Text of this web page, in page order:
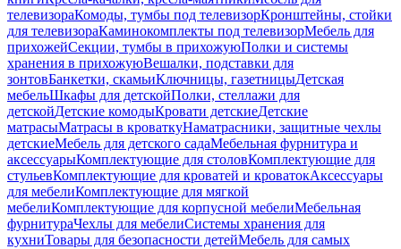
телевизораКомоды, тумбы под телевизорКронштейны, стойки
для телевизораКаминокомплекты под телевизорМебель для
прихожейСекции, тумбы в прихожуюПолки и системы
хранения в прихожуюВешалки, подставки для
зонтовБанкетки, скамьиКлючницы, газетницыДетская
мебельШкафы для детскойПолки, стеллажи для
детскойДетские комодыКровати детскиеДетские
матрасыМатрасы в кроваткуНаматрасники, защитные чехлы
детскиеМебель для детского садаМебельная фурнитура и
аксессуарыКомплектующие для столовКомплектующие для
стульевКомплектующие для кроватей и кроватокАксессуары
для мебелиКомплектующие для мягкой
мебелиКомплектующие для корпусной мебелиМебельная
фурнитураЧехлы для мебелиСистемы хранения для
кухниТовары для безопасности детейМебель для самых